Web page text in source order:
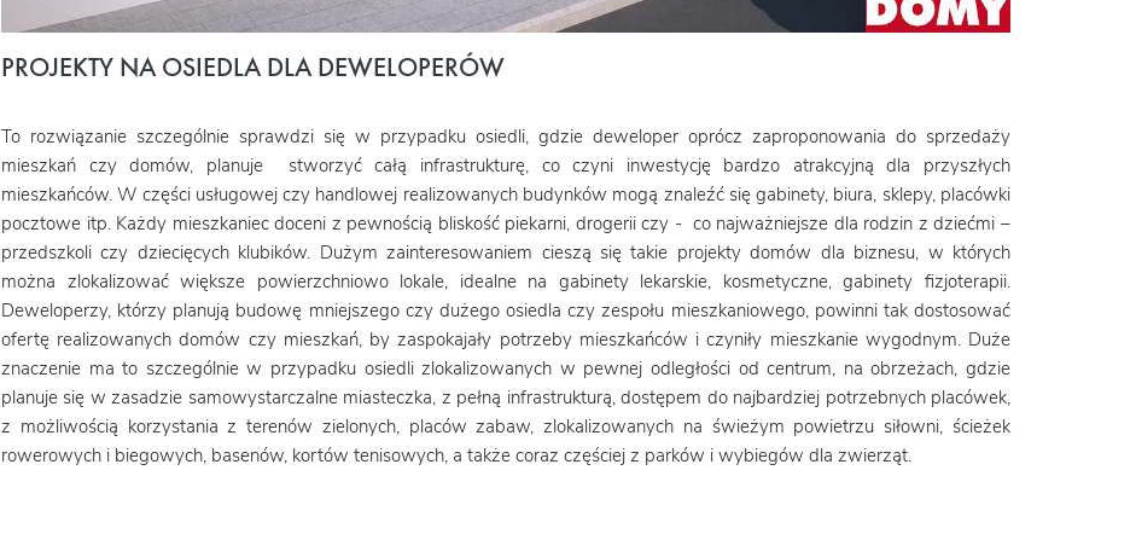
PROJEKTY NA OSIEDLA DLA DEWELOPERÓW
To rozwiązanie szczególnie sprawdzi się w przypadku osiedli, gdzie deweloper oprócz zaproponowania do sprzedaży
mieszkań czy domów, planuje stworzyć całą infrastrukturę, co czyni inwestycję bardzo atrakcyjną dla przyszłych
mieszkańców. W części usługowej czy handlowej realizowanych budynków mogą znaleźć się gabinety, biura, sklepy, placówki
pocztowe itp. Każdy mieszkaniec doceni z pewnością bliskość piekarni, drogerii czy - co najważniejsze dla rodzin z dziećmi –
przedszkoli czy dziecięcych klubików. Dużym zainteresowaniem cieszą się takie projekty domów dla biznesu, w których
można zlokalizować większe powierzchniowo lokale, idealne na gabinety lekarskie, kosmetyczne, gabinety fizjoterapii.
Deweloperzy, którzy planują budowę mniejszego czy dużego osiedla czy zespołu mieszkaniowego, powinni tak dostosować
ofertę realizowanych domów czy mieszkań, by zaspokajały potrzeby mieszkańców i czyniły mieszkanie wygodnym. Duże
znaczenie ma to szczególnie w przypadku osiedli zlokalizowanych w pewnej odległości od centrum, na obrzeżach, gdzie
planuje się w zasadzie samowystarczalne miasteczka, z pełną infrastrukturą, dostępem do najbardziej potrzebnych placówek,
z możliwością korzystania z terenów zielonych, placów zabaw, zlokalizowanych na świeżym powietrzu siłowni, ścieżek
rowerowych i biegowych, basenów, kortów tenisowych, a także coraz częściej z parków i wybiegów dla zwierząt.